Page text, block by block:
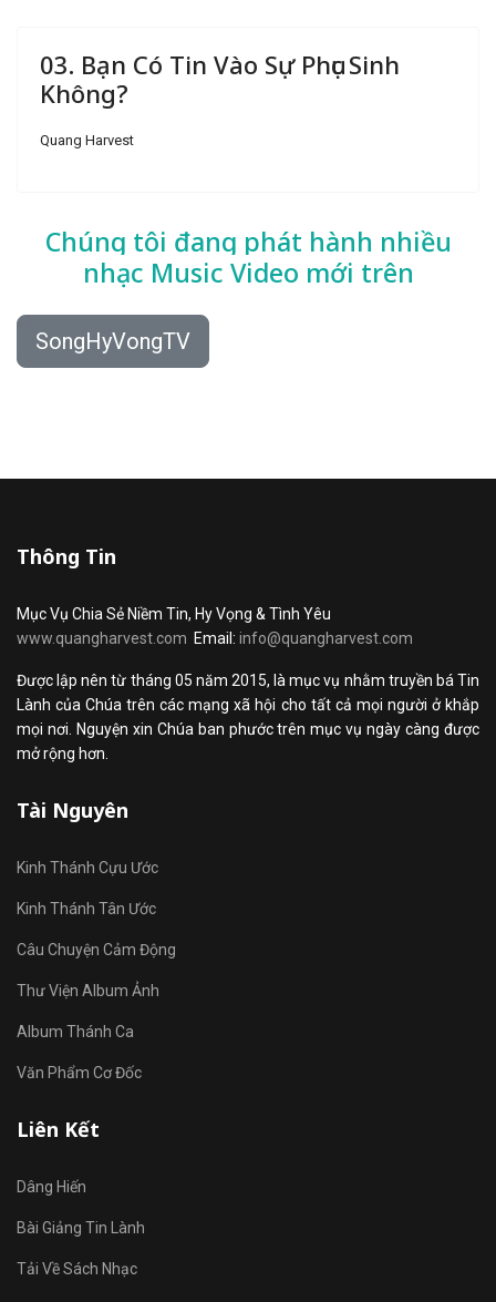
03. Bạn Có Tin Vào Sự Phục Sinh
Không?
Quang Harvest
Chúng tôi đang phát hành nhiều
nhạc Music Video mới trên
SongHyVongTV
Thông Tin
Mục Vụ Chia Sẻ Niềm Tin, Hy Vọng & Tình Yêu
www.quangharvest.com Email: info@quangharvest.com
Được lập nên từ tháng 05 năm 2015, là mục vụ nhằm truyền bá Tin
Lành của Chúa trên các mạng xã hội cho tất cả mọi người ở khắp
mọi nơi. Nguyện xin Chúa ban phước trên mục vụ ngày càng được
mở rộng hơn.
Tài Nguyên
Kinh Thánh Cựu Ước
Kinh Thánh Tân Ước
Câu Chuyện Cảm Động
Thư Viện Album Ảnh
Album Thánh Ca
Văn Phẩm Cơ Đốc
Liên Kết
Dâng Hiến
Bài Giảng Tin Lành
Tải Về Sách Nhạc